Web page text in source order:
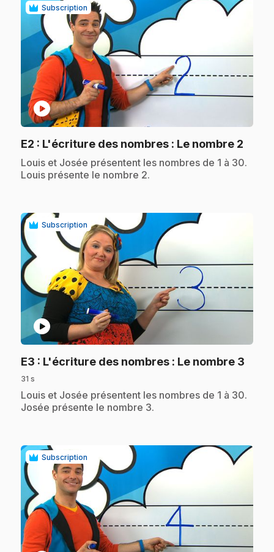
Subscription
play_circle
E2 : L'écriture des nombres : Le nombre 2
.Louis et Josée présentent les nombres de 1 à 30.
Louis présente le nombre 2.
Subscription
play_circle
E3 : L'écriture des nombres : Le nombre 3
31 s
.Louis et Josée présentent les nombres de 1 à 30.
Josée présente le nombre 3.
Subscription